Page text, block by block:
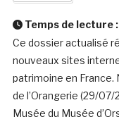
Temps de lecture :
Ce dossier actualisé
nouveaux sites
patrimoine en France.
de l’Orangerie (29/07/
Musée du Musée